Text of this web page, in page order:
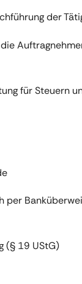
der
für Steuern
per
(§ 19 UStG)